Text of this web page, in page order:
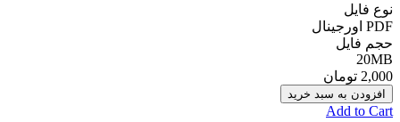
نوع فایل
PDF اورجينال
حجم فایل
20MB
2,000 تومان
افزودن به سبد خرید
Add to Cart